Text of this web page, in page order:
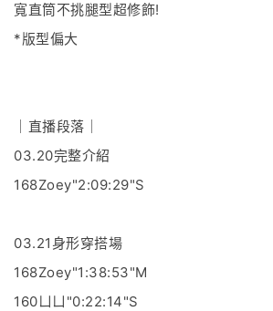
寬直筒不挑腿型超修飾!
*版型偏大
｜直播段落｜
03.20完整介紹
168Zoey"2:09:29"S
03.21身形穿搭場
168Zoey"1:38:53"M
160ㄩㄩ"0:22:14"S